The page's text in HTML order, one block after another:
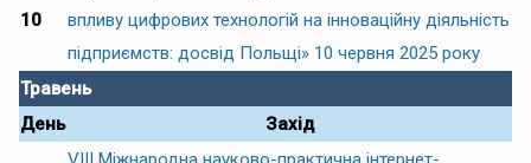
10
впливу цифрових технологій на інноваційну діяльність
підприємств: досвід Польщі» 10 червня 2025 року
Травень
День
Захід